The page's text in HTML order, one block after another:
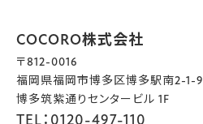
COCORO株式会社
〒812-0016
福岡県福岡市博多区博多駅南2-1-9
博多筑紫通りセンタービル 1F